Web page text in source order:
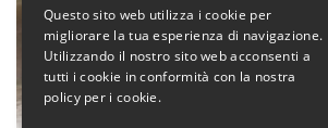
Questo sito web utilizza i cookie per
migliorare la tua esperienza di navigazione.
Utilizzando il nostro sito web acconsenti a
tutti i cookie in conformità con la nostra
policy per i cookie.